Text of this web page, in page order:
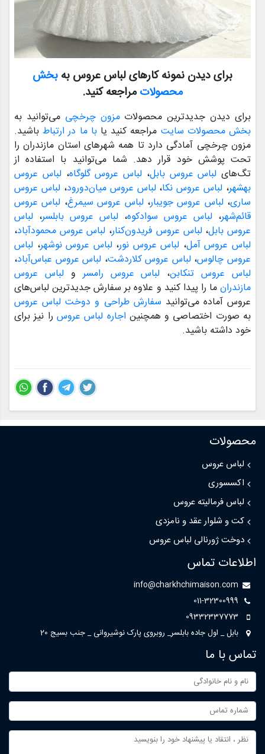
برای دیدن نمونه کارهای لباس عروس به بخش
محصولاتمراجعه کنید.
برای دیدن جدیدترین محصولاتمزون چرخچی می‌توانید به
بخش محصولات سایت مراجعه کنید یابا ما در ارتباطباشید.
مزون چرخچی آمادگی دارد تا همه شهرهای استان مازندران را
تحت پوشش خود قرار دهد. شما می‌توانید با استفاده از
تگ‌های لباس عروس بابل، لباس عروس گلوگاه،لباس عروس
بهشهر، لباس عروس نکا،لباس عروس میان‌دورود،لباس عروس
ساری،لباس عروس جویبار،لباس عروس سیمرغ، لباس عروس
قائم‌شهر، لباس عروس سوادکوه، لباس عروس بابلسر، لباس
عروس بابل،لباس عروس فریدون‌کنار، لباس عروس محمودآباد،
لباس عروس آمل، لباس عروس نور،لباس عروس نوشهر، لباس
عروس چالوس،لباس عروس کلاردشت، لباس عروس عباس‌آباد،
لباس عروس تنکابن، لباس عروس رامسرولباس عروس
مازندرانما را پیدا کنید و علاوه بر سفارش جدیدترین لباس‌های
عروس آماده می‌توانید سفارش طراحی و دوخت لباس عروس
به صورت اختصاصی و همچنین اجاره لباس عروس را نیز برای
خود داشته باشید.
محصولات
لباس عروس
اکسسوری
لباس فرمالیته عروس
کت و شلوار عقد و نامزدی
دوخت ژورنالی لباس عروس
اطلاعات تماس
info@charkhchimaison.com
011-32300999
09332337773
بابل _ اول جاده بابلسر_ روبروی پارک نوشیروانی _ جنب بسیج 20
تماس با ما